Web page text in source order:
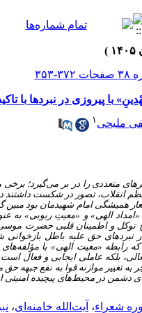
با پیروزی در نبردها با
ملیحی ۱
متعددی را در بر می‌گیرد؛
انقلاب، تصور در شکست
همیشگی امام شهیدمان بود مبین
توکل و اطمینان قلبی حضرت
حق علیه باطل
رابطه «معیت الهی» با
بلکه عاملی ایجابی و فعال
تغییر موازنه قوا به نفع جبهه
دشمن در محیط‌های پیچیده
، آیت‌الله خامنه‌ای،